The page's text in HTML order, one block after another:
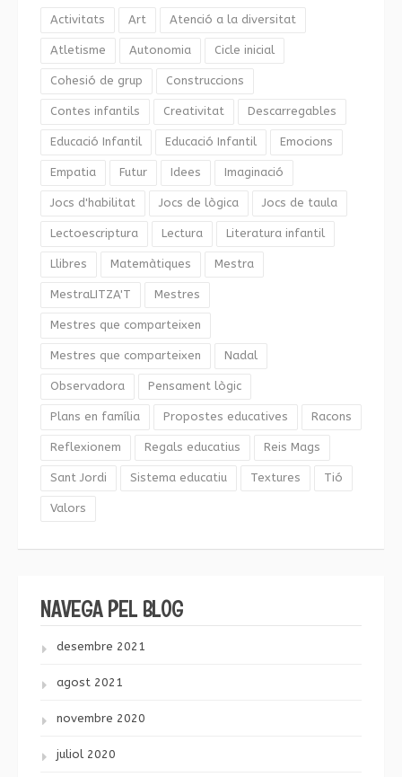
Activitats Art Atenció a la diversitat
Atletisme Autonomia Cicle inicial
Cohesió de grup Construccions
Contes infantils Creativitat Descarregables
Educació Infantil Educació Infantil Emocions
Empatia Futur Idees Imaginació
Jocs d'habilitat Jocs de lògica Jocs de taula
Lectoescriptura Lectura Literatura infantil
Llibres Matemàtiques Mestra
MestraLITZA'T Mestres
Mestres que comparteixen
Mestres que comparteixen Nadal
Observadora Pensament lògic
Plans en família Propostes educatives Racons
Reflexionem Regals educatius Reis Mags
Sant Jordi Sistema educatiu Textures Tió
Valors
NAVEGA PEL BLOG
desembre 2021
agost 2021
novembre 2020
juliol 2020